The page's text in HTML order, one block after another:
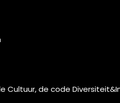
Cultuur, de code